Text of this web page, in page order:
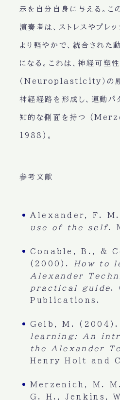
示を自分自身に与える。こ
演奏者は、ストレスやプレ
より軽やかで、統合された
になる。これは、神経可塑性
（Neuroplasticity）の原
神経経路を形成し、運動パ
知的な側面を持つ
1988)。
参考文献
Alexander, F.
use of the self.
Conable, B., &
(2000).
How to
Alexander
practical guide .
Publications.
Gelb, M. (2004).
learning: An
the Alexander
Henry Holt and
Merzenich, M.
G. H., Jenkins,